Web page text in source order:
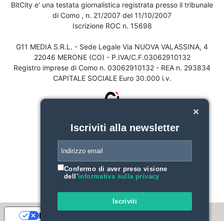
BitCity e' una testata giornalistica registrata presso il tribunale
di Como , n. 21/2007 del 11/10/2007
Iscrizione ROC n. 15698
G11 MEDIA S.R.L. - Sede Legale Via NUOVA VALASSINA, 4
22046 MERONE (CO) - P.IVA/C.F.03062910132
Registro imprese di Como n. 03062910132 - REA n. 293834
CAPITALE SOCIALE Euro 30.000 i.v.
Iscriviti alla newsletter
Confermo di aver preso visione
dell'informativa sulla privacy
Iscriviti
Le tue preferenze relative alla privacy